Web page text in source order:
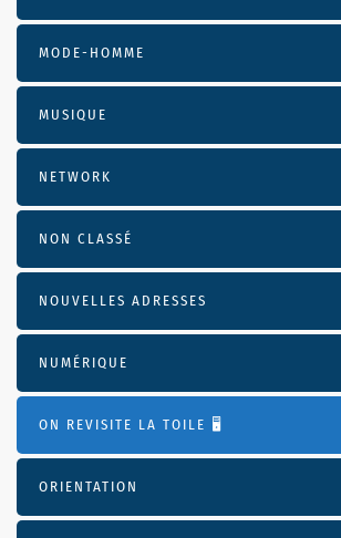
MODE-HOMME
MUSIQUE
NETWORK
NON CLASSÉ
NOUVELLES ADRESSES
NUMÉRIQUE
ON REVISITE LA TOILE 🖥️
ORIENTATION